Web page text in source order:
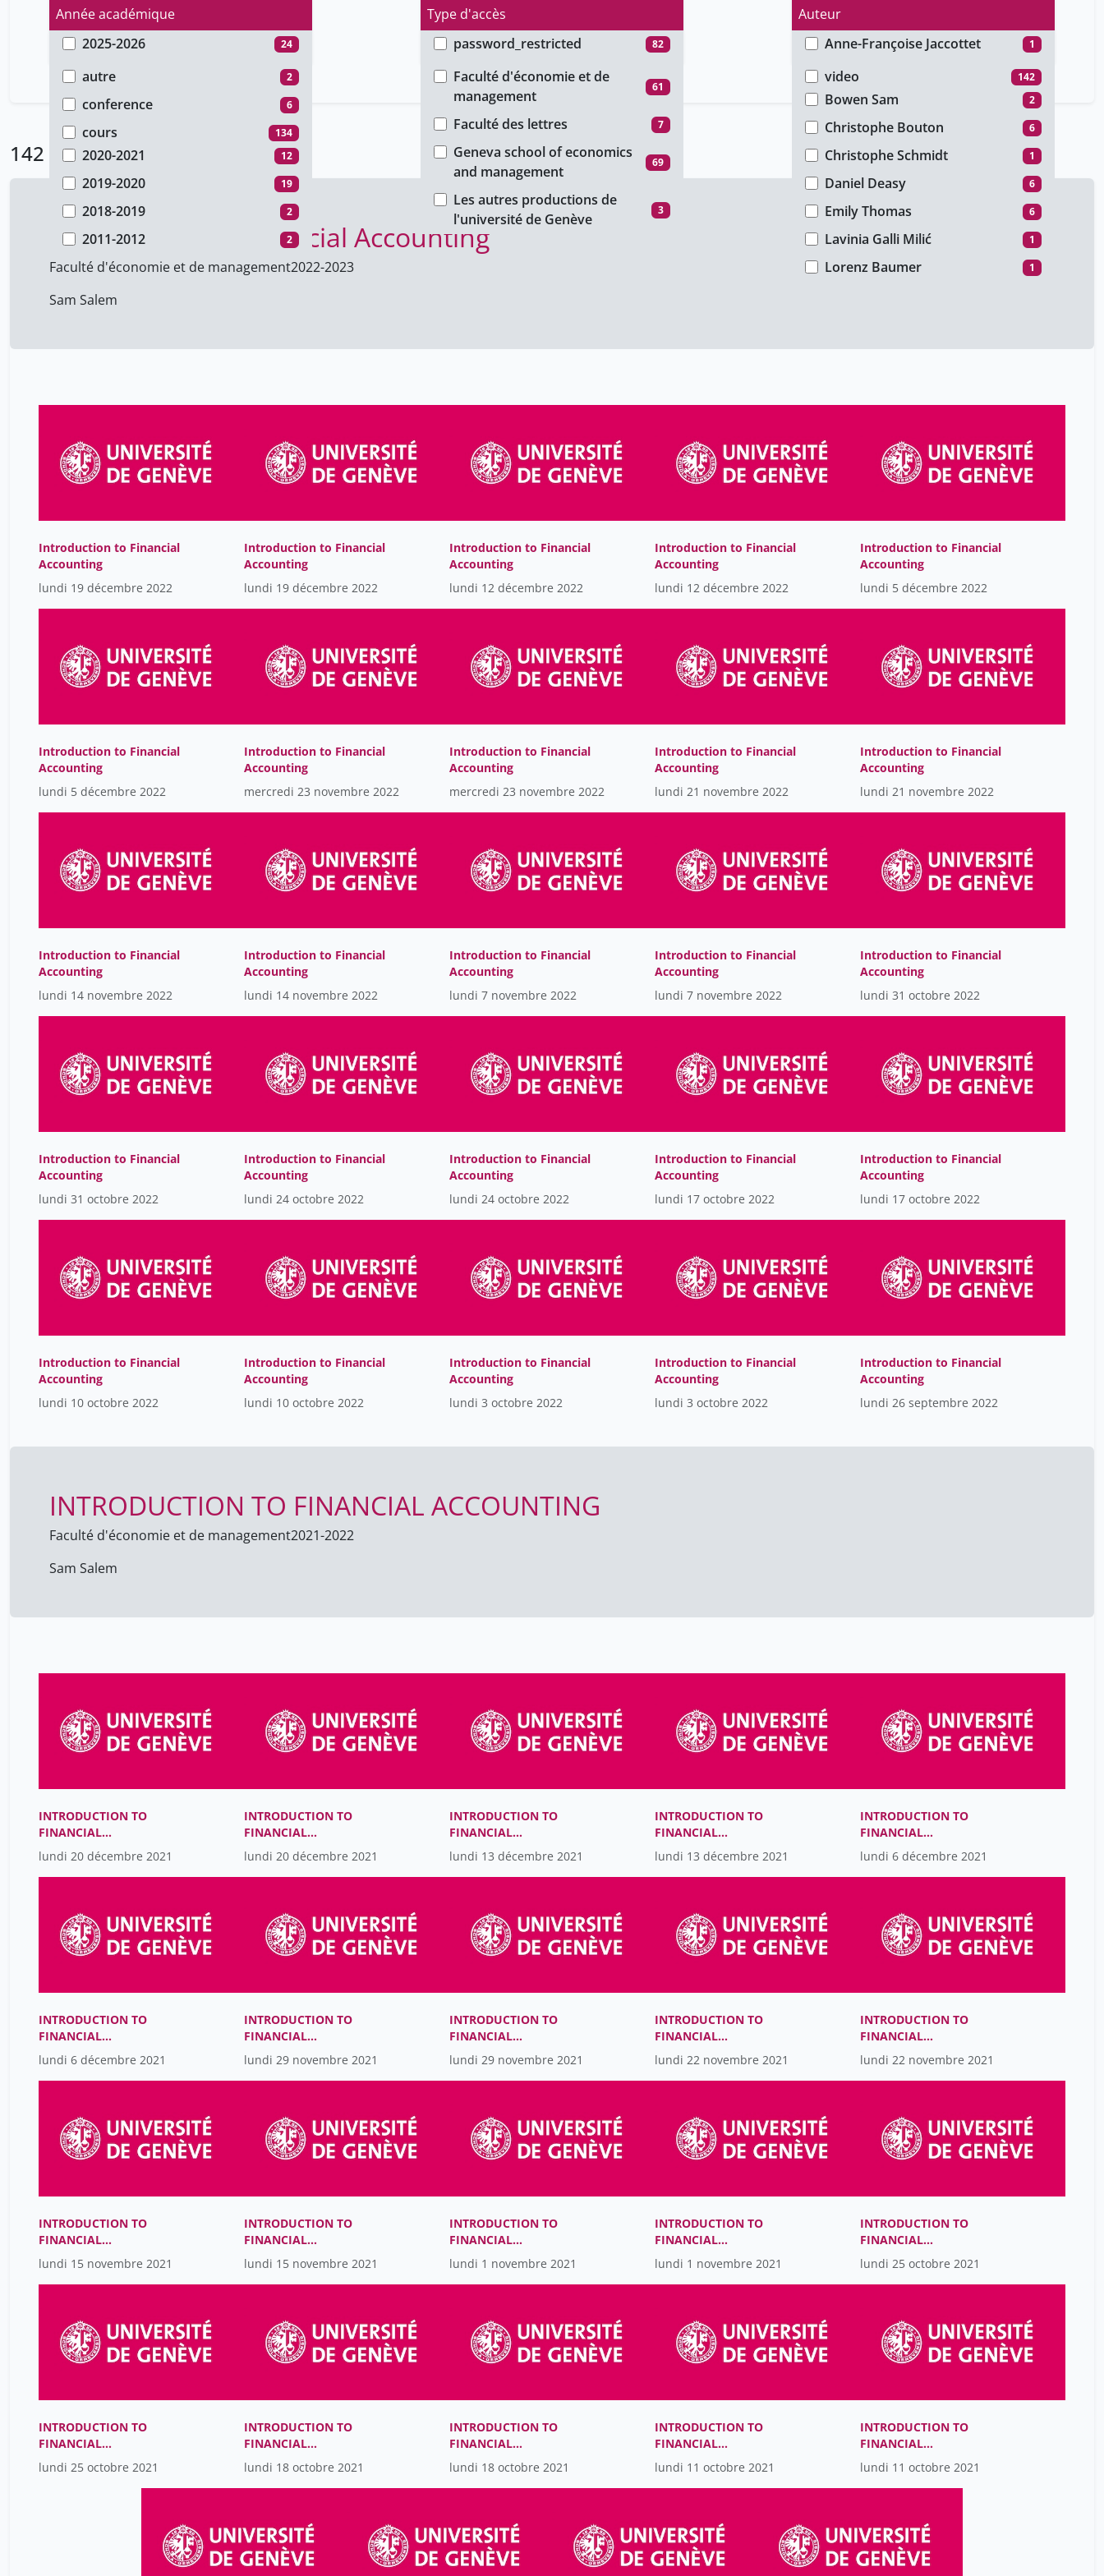
Année académique
2025-2026
24
2024-2025 28
2022-2023 31
2021-2022 24
2020-2021 12
2019-2020 19
2018-2019 2
2011-2012 2
Type d'accès
password_restricted
82
public
unige_restricted 51
Auteur
Anne-Françoise Jaccottet
1
Benoît Burdet 3
Bowen Sam 2
Christophe Bouton 6
Christophe Schmidt 1
Daniel Deasy 6
Emily Thomas 6
Lavinia Galli Milić 1
Lorenz Baumer 1
Patrizia Birchler Emery 1
Philippe Collombert 1
Salem Sam 48
Sam S. Sam S. 48
Sam Salem
Sophie Gallnö
Élise Coignet 1
Type de document
autre
2
conference 6
cours 134
Faculté
Faculté d'économie et de
management
61
Faculté des lettres 7
Geneva school of economics
and management
69
Les autres productions de
l'université de Genève
3
Type de média
video
142
142 Résultats
Introduction to Financial Accounting
Faculté d'économie et de management2022-2023
Sam Salem
Introduction to Financial
Accounting
lundi 19 décembre 2022
Introduction to Financial
Accounting
lundi 19 décembre 2022
Introduction to Financial
Accounting
lundi 12 décembre 2022
Introduction to Financial
Accounting
lundi 12 décembre 2022
Introduction to Financial
Accounting
lundi 5 décembre 2022
Introduction to Financial
Accounting
lundi 5 décembre 2022
Introduction to Financial
Accounting
mercredi 23 novembre 2022
Introduction to Financial
Accounting
mercredi 23 novembre 2022
Introduction to Financial
Accounting
lundi 21 novembre 2022
Introduction to Financial
Accounting
lundi 21 novembre 2022
Introduction to Financial
Accounting
lundi 14 novembre 2022
Introduction to Financial
Accounting
lundi 14 novembre 2022
Introduction to Financial
Accounting
lundi 7 novembre 2022
Introduction to Financial
Accounting
lundi 7 novembre 2022
Introduction to Financial
Accounting
lundi 31 octobre 2022
Introduction to Financial
Accounting
lundi 31 octobre 2022
Introduction to Financial
Accounting
lundi 24 octobre 2022
Introduction to Financial
Accounting
lundi 24 octobre 2022
Introduction to Financial
Accounting
lundi 17 octobre 2022
Introduction to Financial
Accounting
lundi 17 octobre 2022
Introduction to Financial
Accounting
lundi 10 octobre 2022
Introduction to Financial
Accounting
lundi 10 octobre 2022
Introduction to Financial
Accounting
lundi 3 octobre 2022
Introduction to Financial
Accounting
lundi 3 octobre 2022
Introduction to Financial
Accounting
lundi 26 septembre 2022
INTRODUCTION TO FINANCIAL ACCOUNTING
Faculté d'économie et de management2021-2022
Sam Salem
INTRODUCTION TO
FINANCIAL
ACCOUNTING
lundi 20 décembre 2021
INTRODUCTION TO
FINANCIAL
ACCOUNTING
lundi 20 décembre 2021
INTRODUCTION TO
FINANCIAL
ACCOUNTING
lundi 13 décembre 2021
INTRODUCTION TO
FINANCIAL
ACCOUNTING
lundi 13 décembre 2021
INTRODUCTION TO
FINANCIAL
ACCOUNTING
lundi 6 décembre 2021
INTRODUCTION TO
FINANCIAL
ACCOUNTING
lundi 6 décembre 2021
INTRODUCTION TO
FINANCIAL
ACCOUNTING
lundi 29 novembre 2021
INTRODUCTION TO
FINANCIAL
ACCOUNTING
lundi 29 novembre 2021
INTRODUCTION TO
FINANCIAL
ACCOUNTING
lundi 22 novembre 2021
INTRODUCTION TO
FINANCIAL
ACCOUNTING
lundi 22 novembre 2021
INTRODUCTION TO
FINANCIAL
ACCOUNTING
lundi 15 novembre 2021
INTRODUCTION TO
FINANCIAL
ACCOUNTING
lundi 15 novembre 2021
INTRODUCTION TO
FINANCIAL
ACCOUNTING
lundi 1 novembre 2021
INTRODUCTION TO
FINANCIAL
ACCOUNTING
lundi 1 novembre 2021
INTRODUCTION TO
FINANCIAL
ACCOUNTING
lundi 25 octobre 2021
INTRODUCTION TO
FINANCIAL
ACCOUNTING
lundi 25 octobre 2021
INTRODUCTION TO
FINANCIAL
ACCOUNTING
lundi 18 octobre 2021
INTRODUCTION TO
FINANCIAL
ACCOUNTING
lundi 18 octobre 2021
INTRODUCTION TO
FINANCIAL
ACCOUNTING
lundi 11 octobre 2021
INTRODUCTION TO
FINANCIAL
ACCOUNTING
lundi 11 octobre 2021